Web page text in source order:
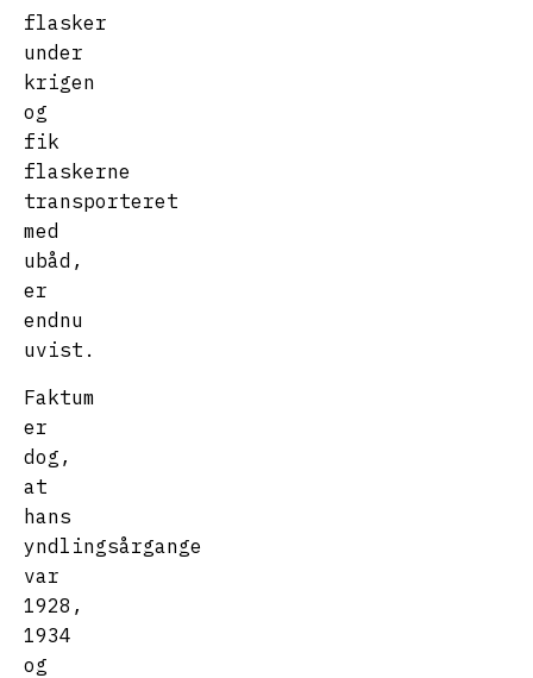
flasker
under
krigen
og
fik
flaskerne
transporteret
med
ubåd,
er
endnu
uvist.
Faktum
er
dog,
at
hans
yndlingsårgange
var
1928,
1934
og